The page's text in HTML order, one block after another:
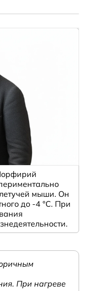
мыши. Он
до -4 °C. При
При нагреве